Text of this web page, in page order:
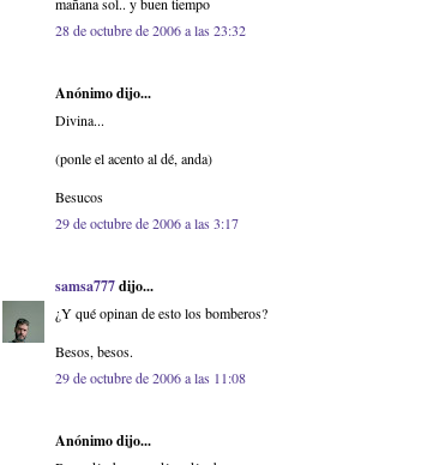
mañana sol.. y buen tiempo
28 de octubre de 2006 a las 23:32
Anónimo dijo...
Divina...
(ponle el acento al dé, anda)
Besucos
29 de octubre de 2006 a las 3:17
samsa777dijo...
¿Y qué opinan de esto los bomberos?
Besos, besos.
29 de octubre de 2006 a las 11:08
Anónimo dijo...